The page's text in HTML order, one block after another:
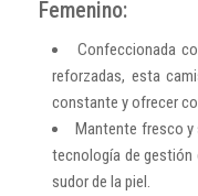
Femenino:
Confeccionada
reforzadas, esta
constante y ofrecer
Mantente fresco y
tecnología de gestión
sudor de la piel.